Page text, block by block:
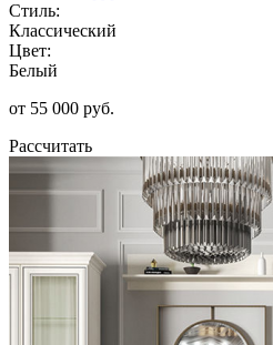
Стиль:
Классический
Цвет:
Белый
от 55 000 руб.
Рассчитать